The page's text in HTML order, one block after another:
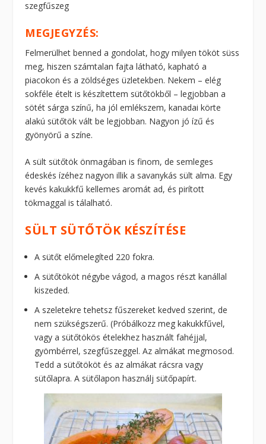
szegfűszeg
MEGJEGYZÉS:
Felmerülhet benned a gondolat, hogy milyen tököt süss
meg, hiszen számtalan fajta látható, kapható a
piacokon és a zöldséges üzletekben. Nekem – elég
sokféle ételt is készítettem sütőtökből – legjobban a
sötét sárga színű, ha jól emlékszem, kanadai körte
alakú sütőtök vált be legjobban. Nagyon jó ízű és
gyönyörű a színe.
A sült sütőtök önmagában is finom, de semleges
édeskés ízéhez nagyon illik a savanykás sült alma. Egy
kevés kakukkfű kellemes aromát ad, és pirított
tökmaggal is tálalható.
SÜLT SÜTŐTÖK KÉSZÍTÉSE
A sütőt előmelegíted 220 fokra.
A sütőtököt négybe vágod, a magos részt kanállal
kiszeded.
A szeletekre tehetsz fűszereket kedved szerint, de
nem szükségszerű. (Próbálkozz meg kakukkfűvel,
vagy a sütőtökös ételekhez használt fahéjjal,
gyömbérrel, szegfűszeggel. Az almákat megmosod.
Tedd a sütőtököt és az almákat rácsra vagy
sütőlapra. A sütőlapon használj sütőpapírt.